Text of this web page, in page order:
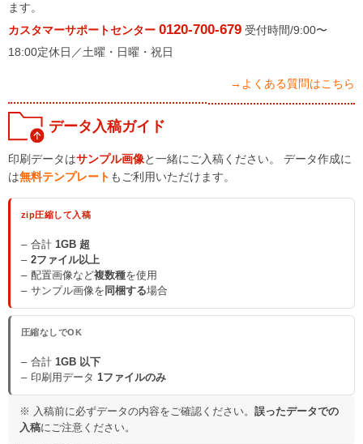
ます。
カスタマーサポートセンター 0120-700-679 受付時間/9:00〜
18:00定休日／土曜・日曜・祝日
→よくある質問はこちら
データ入稿ガイド
印刷データはサンプル画像と一緒にご入稿ください。 データ作成に
は無料テンプレート もご利用いただけます。
zip圧縮して入稿
合計 1GB 超
2ファイル以上
配置画像など複数種を使用
サンプル画像を 同梱する場合
圧縮なしでOK
合計 1GB 以下
印刷用データ 1ファイルのみ
※ 入稿前に必ずデータの内容をご確認ください。 誤ったデータでの
入稿にご注意ください。